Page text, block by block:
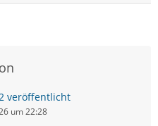
veröffentlicht
um 22:28